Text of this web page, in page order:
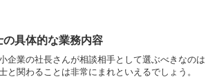
具体的な業務内容
企業の社長さんが相談相手として選ぶべきなのは
と関わることは非常にまれといえるでしょう。